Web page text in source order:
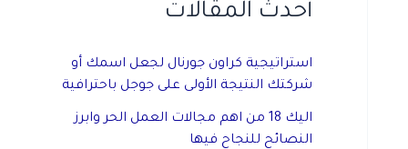
أحدث المقالات
استراتيجية كراون جورنال لجعل اسمك أو
شركتك النتيجة الأولى على جوجل باحترافية
اليك 18 من اهم مجالات العمل الحر وابرز
النصائح للنجاح فيها